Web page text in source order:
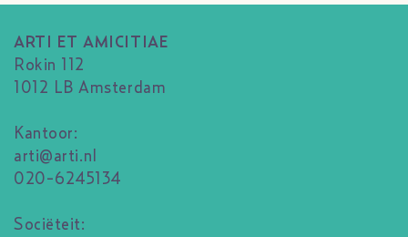
ARTI ET AMICITIAE
Rokin 112
1012 LB Amsterdam
Kantoor:
arti@arti.nl
020-6245134
Sociëteit: